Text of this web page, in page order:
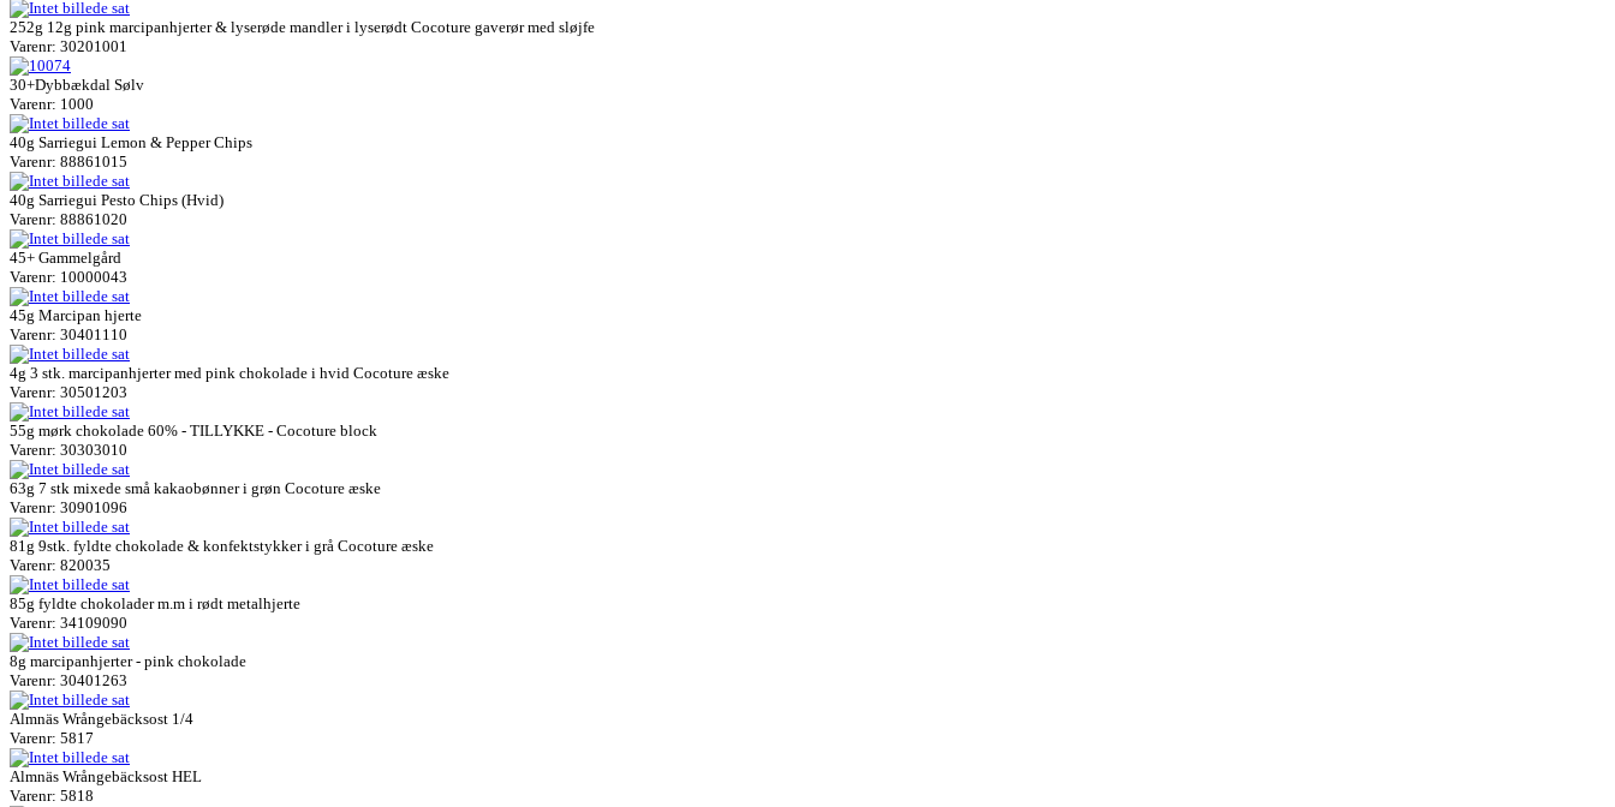
252g 12g pink marcipanhjerter & lyserøde mandler i lyserødt Cocoture gaverør med sløjfe
Varenr: 30201001
30+Dybbækdal Sølv
Varenr: 1000
40g Sarriegui Lemon & Pepper Chips
Varenr: 88861015
40g Sarriegui Pesto Chips (Hvid)
Varenr: 88861020
45+ Gammelgård
Varenr: 10000043
45g Marcipan hjerte
Varenr: 30401110
4g 3 stk. marcipanhjerter med pink chokolade i hvid Cocoture æske
Varenr: 30501203
55g mørk chokolade 60% - TILLYKKE - Cocoture block
Varenr: 30303010
63g 7 stk mixede små kakaobønner i grøn Cocoture æske
Varenr: 30901096
81g 9stk. fyldte chokolade & konfektstykker i grå Cocoture æske
Varenr: 820035
85g fyldte chokolader m.m i rødt metalhjerte
Varenr: 34109090
8g marcipanhjerter - pink chokolade
Varenr: 30401263
Almnäs Wrångebäcksost 1/4
Varenr: 5817
Almnäs Wrångebäcksost HEL
Varenr: 5818